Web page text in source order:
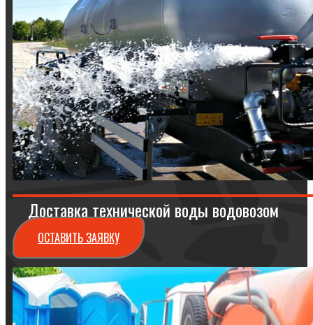
Доставка технической воды водовозом
ОСТАВИТЬ ЗАЯВКУ